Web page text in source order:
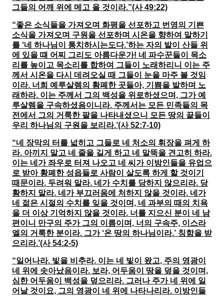
그들의 어깨 위에 메고 올 것이라.”(사 49:22)
“좋은 소식들을 가져오며 화평을 선포하고 번영의 기쁜
소식을 가져오며 구원을 선포하며 시온을 향하여 말하기
를 ‘네 하나님이 통치하시는도다.’하는 자의 발이 산들 위
에 있을 떄 어찌 그리도 아름다운가! 네 파수꾼들이 목소
리를 높이고 목소리를 합하여 그들이 노래하리니 이는 주
께서 시온을 다시 데려오실 때 그들이 눈을 마주 볼 것임
이라. 너희 예루살렘의 황폐한 곳들아, 기쁨을 발하며 노
래하라. 이는 주께서 그의 백성을 위로하셨으며, 그가 예
루살렘을 구속하셨음이니라. 주께서는 모든 민족들의 목
전에서 그의 거룩한 팔을 나타내셨으니 모든 땅의 끝들이
우리 하나님의 구원을 보리라.’(사 52:7-10)
“네 장막의 터를 넓히고 그들로 네 처소의 휘장을 펴게 하
라. 아끼지 말고 네 줄을 길게 하고 네 말뚝을 견고히 하라.
이는 네가 좌우로 터져 나오고 네 씨가 이방인들을 유업으
로 받아 황폐한 성읍들로 사람이 살도록 하게 할 것이기
때문이라. 두려워 말라. 네가 수치를 당하지 않으리라. 당
황하지 말라. 네가 부끄러움에 처하지 않을 것이라. 네가
네 젊은 시절의 수치를 잊을 것이며, 네 과부의 때의 치욕
을 더 이상 기억하지 않을 것이라. 너를 지으신 분이 네 남
편이니 만구의 주가 그의 이름이며, 너의 구속주, 이스라
엘의 거룩한 분이라. 그가 ‘온 땅의 하나님이라.’ 칭함을 받
으리라.’(사 54:2-5)
“일어나라. 빛을 비추라. 이는 네 빛이 왔고, 주의 영광이
네 위에 솟아났음이라. 보라, 어두움이 땅을 덮을 것이며,
심한 어두움이 백성을 덮으리라. 그러나 주가 네 위에 일
어날 것이요, 그의 영광이 네 위에 나타나리라. 이방인들